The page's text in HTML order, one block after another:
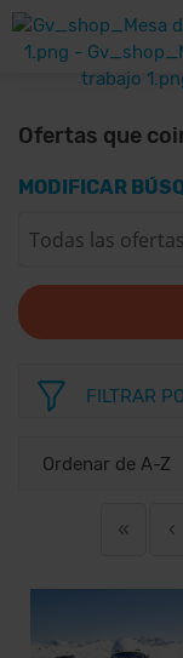
Ofertas que
MODIFICAR
FILTRAR
« ‹